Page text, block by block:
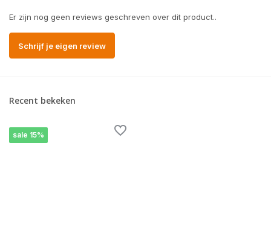
Er zijn nog geen reviews geschreven over dit product..
Schrijf je eigen review
Recent bekeken
sale 15%